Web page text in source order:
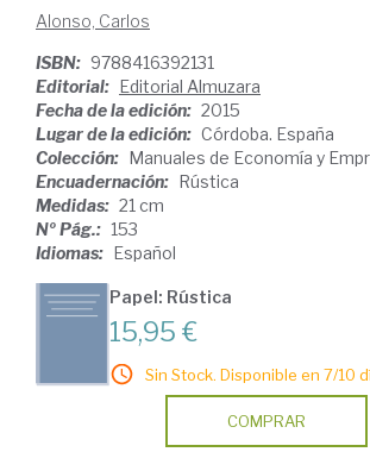
Alonso, Carlos
ISBN: 9788416392131
Editorial: Editorial Almuzara
Fecha de la edición: 2015
Lugar de la edición: Córdoba. España
Colección: Manuales de Economía y
Encuadernación: Rústica
Medidas: 21 cm
Nº Pág.: 153
Idiomas: Español
Papel: Rústica
15,95 €
Sin Stock. Disponible en 7/10
COMPRAR